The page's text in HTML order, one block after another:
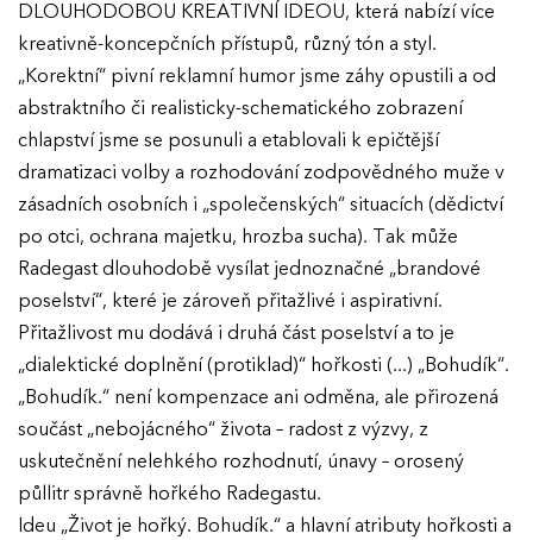
DLOUHODOBOU KREATIVNÍ IDEOU, která nabízí více
kreativně-koncepčních přístupů, různý tón a styl.
„Korektní“ pivní reklamní humor jsme záhy opustili a od
abstraktního či realisticky-schematického zobrazení
chlapství jsme se posunuli a etablovali k epičtější
dramatizaci volby a rozhodování zodpovědného muže v
zásadních osobních i „společenských“ situacích (dědictví
po otci, ochrana majetku, hrozba sucha). Tak může
Radegast dlouhodobě vysílat jednoznačné „brandové
poselství“, které je zároveň přitažlivé i aspirativní.
Přitažlivost mu dodává i druhá část poselství a to je
„dialektické doplnění (protiklad)“ hořkosti (...) „Bohudík“.
„Bohudík.“ není kompenzace ani odměna, ale přirozená
součást „nebojácného“ života – radost z výzvy, z
uskutečnění nelehkého rozhodnutí, únavy – orosený
půllitr správně hořkého Radegastu.
Ideu „Život je hořký. Bohudík.“ a hlavní atributy hořkosti a